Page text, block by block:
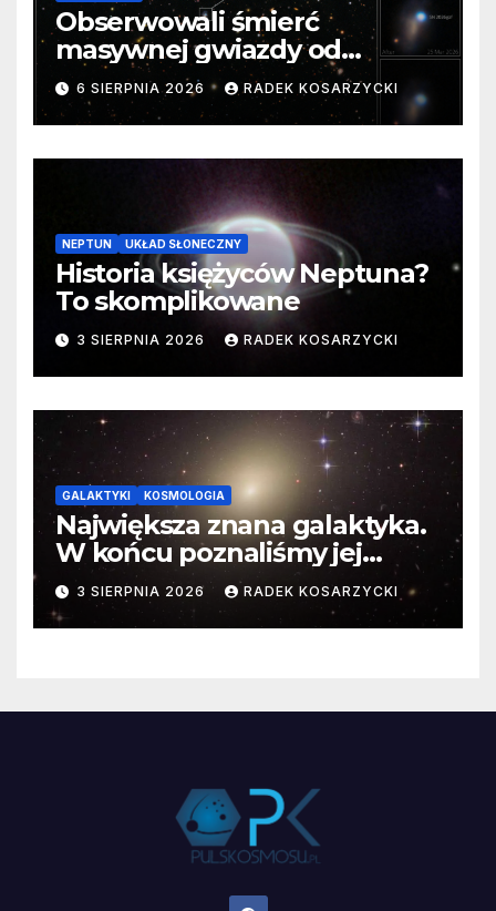
Obserwowali śmierć
masywnej gwiazdy od
samego początku. Niezwykle
cenne dane
6 SIERPNIA 2026 RADEK KOSARZYCKI
NEPTUN UKŁAD SŁONECZNY
Historia księżyców Neptuna?
To skomplikowane
3 SIERPNIA 2026 RADEK KOSARZYCKI
GALAKTYKI KOSMOLOGIA
Największa znana galaktyka.
W końcu poznaliśmy jej
faktyczne wymiary
3 SIERPNIA 2026 RADEK KOSARZYCKI